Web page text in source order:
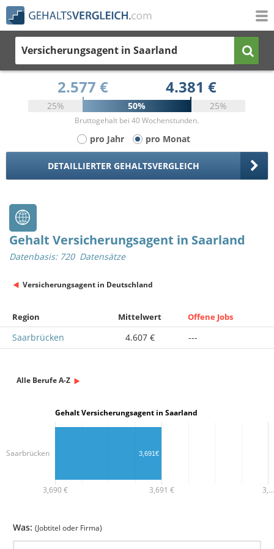
Versicherungsagent in Saarland
2.577 € 4.381 €
25% 50% 25%
Bruttogehalt bei 40 Wochenstunden.
pro Jahr pro Monat
DETAILLIERTER GEHALTSVERGLEICH
Gehalt Versicherungsagent in Saarland
Datenbasis: 720 Datensätze
Versicherungsagent in Deutschland
Region Mittelwert Offene Jobs
Saarbrücken 4.607 € ---
Alle Berufe A-Z
Gehalt Versicherungsagent in Saarland
3,690 € 3,691 € 3,…
Saarbrücken 3,691€
Was: (Jobtitel oder Firma)